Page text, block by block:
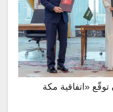
توقّع «اتفاقية مكة